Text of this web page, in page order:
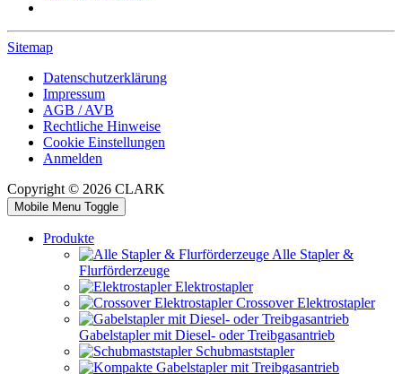
Sitemap
Datenschutzerklärung
Impressum
AGB / AVB
Rechtliche Hinweise
Cookie Einstellungen
Anmelden
Copyright © 2026 CLARK
Mobile Menu Toggle
Produkte
Alle Stapler &
Flurförderzeuge
Elektrostapler
Crossover Elektrostapler
Gabelstapler mit Diesel- oder Treibgasantrieb
Schubmaststapler